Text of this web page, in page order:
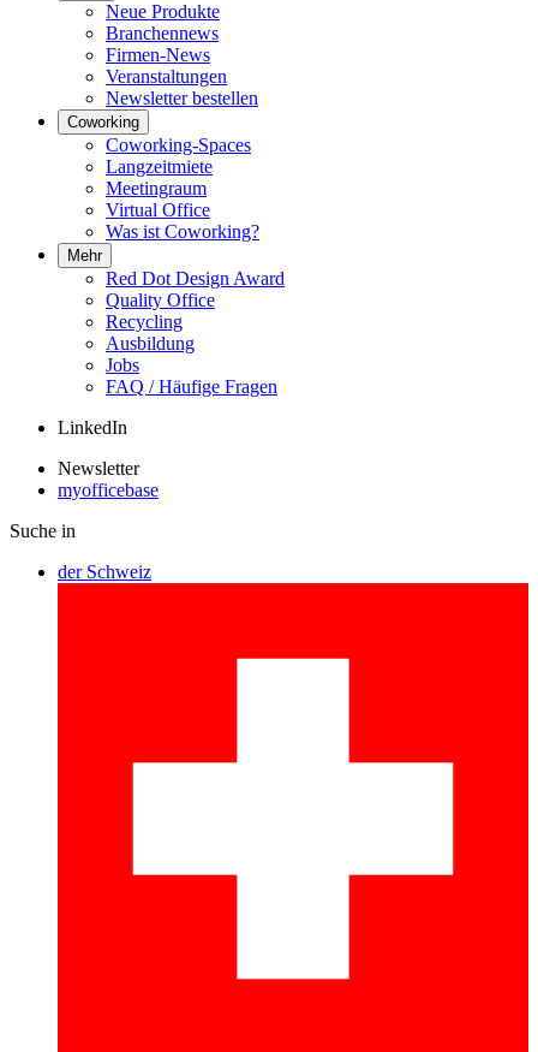
Neue Produkte
Branchennews
Firmen-News
Veranstaltungen
Newsletter bestellen
Coworking
Coworking-Spaces
Langzeitmiete
Meetingraum
Virtual Office
Was ist Coworking?
Mehr
Red Dot Design Award
Quality Office
Recycling
Ausbildung
Jobs
FAQ / Häufige Fragen
LinkedIn
Newsletter
myofficebase
Suche in
der Schweiz